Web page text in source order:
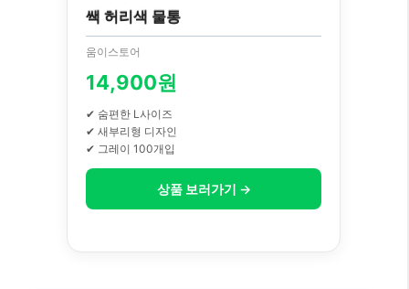
쌕 허리색 물통
움이스토어
14,900원
✔ 숨편한 L사이즈
✔ 새부리형 디자인
✔ 그레이 100개입
상품 보러가기 →